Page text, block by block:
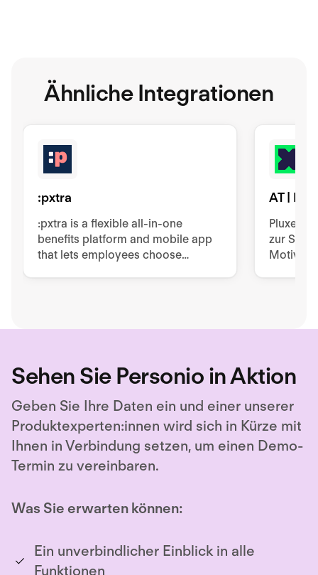
Ähnliche Integrationen
:pxtra
:pxtra is a flexible all-in-one
benefits platform and mobile app
that lets employees choose
AT |
Pluxee
zur
Sehen Sie Personio in Aktion
Geben Sie Ihre Daten ein und einer unserer
Produktexperten:innen wird sich in Kürze mit
Ihnen in Verbindung setzen, um einen Demo-
Termin zu vereinbaren.
Was Sie erwarten können:
Ein unverbindlicher Einblick in alle
Funktionen